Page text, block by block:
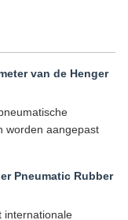
van de Henger
worden aangepast
Pneumatic Rubber
internationale